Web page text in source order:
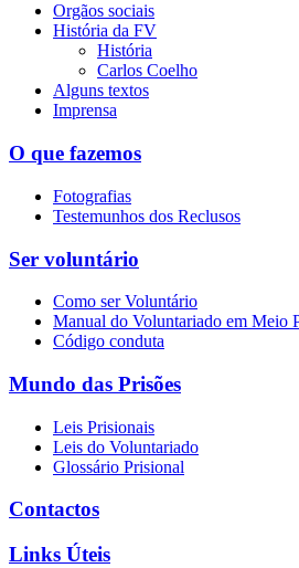
Orgãos sociais
História da FV
História
Carlos Coelho
Alguns textos
Imprensa
O que fazemos
Fotografias
Testemunhos dos Reclusos
Ser voluntário
Como ser Voluntário
Manual do Voluntariado em Meio
Código conduta
Mundo das Prisões
Leis Prisionais
Leis do Voluntariado
Glossário Prisional
Contactos
Links Úteis